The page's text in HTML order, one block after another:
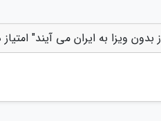
ویزا به ایران می آیند"